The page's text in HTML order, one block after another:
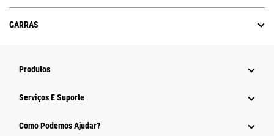
GARRAS
Produtos
Serviços E Suporte
Como Podemos Ajudar?